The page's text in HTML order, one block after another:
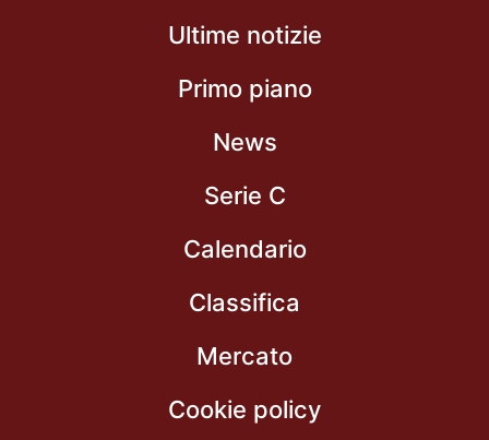
Ultime notizie
Primo piano
News
Serie C
Calendario
Classifica
Mercato
Cookie policy